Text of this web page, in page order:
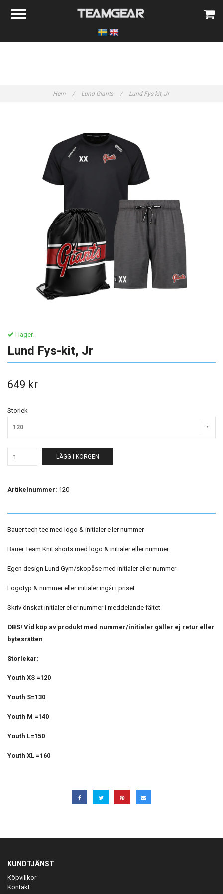
Hem / Lund Giants / Lund Fys-kit, Jr
I lager.
Lund Fys-kit, Jr
649 kr
Storlek
120
LÄGG I KORGEN
Artikelnummer: 120
Bauer tech tee med logo & initialer eller nummer
Bauer Team Knit shorts med logo & initialer eller nummer
Egen design Lund Gym/skopåse med initialer eller nummer
Logotyp & nummer eller initialer ingår i priset
Skriv önskat initialer eller nummer i meddelande fältet
OBS! Vid köp av produkt med nummer/initialer gäller ej retur eller
bytesrätten
Storlekar:
Youth XS =120
Youth S=130
Youth M =140
Youth L=150
Youth XL =160
KUNDTJÄNST
Köpvillkor
Kontakt